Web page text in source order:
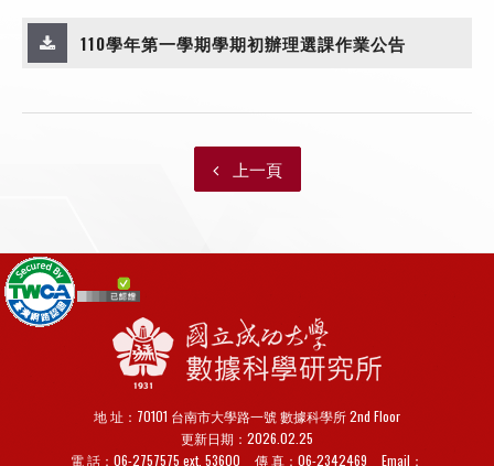
110學年第一學期學期初辦理選課作業公告
上一頁
地 址：70101 台南市大學路一號 數據科學所 2nd Floor
更新日期：2026.02.25
電 話：06-2757575 ext. 53600
傳 真： 06-2342469 Email：